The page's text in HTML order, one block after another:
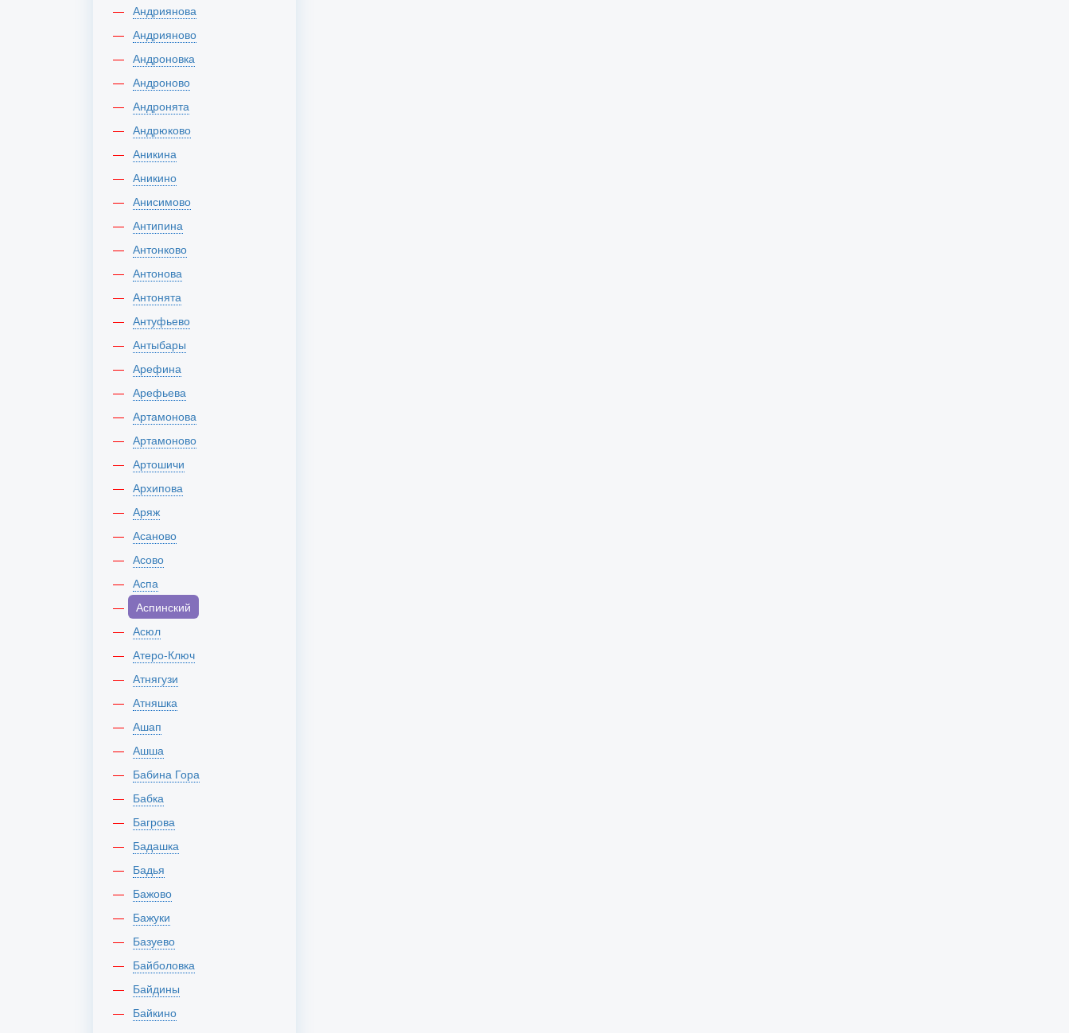
Андриянова
Андрияново
Андроновка
Андроново
Андронята
Андрюково
Аникина
Аникино
Анисимово
Антипина
Антонково
Антонова
Антонята
Антуфьево
Антыбары
Арефина
Арефьева
Артамонова
Артамоново
Артошичи
Архипова
Аряж
Асаново
Асово
Аспа
Аспинский
Асюл
Атеро-Ключ
Атнягузи
Атняшка
Ашап
Ашша
Бабина Гора
Бабка
Багрова
Бадашка
Бадья
Бажово
Бажуки
Базуево
Байболовка
Байдины
Байкино